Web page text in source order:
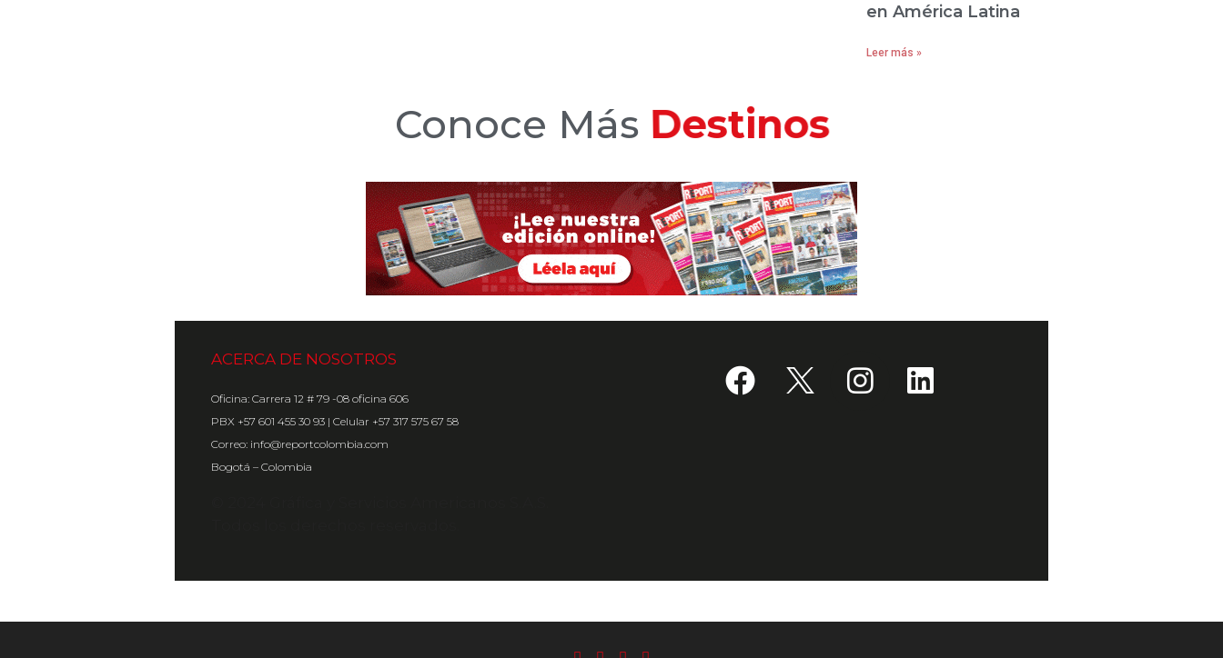
en América Latina
Leer más »
Conoce MásHoteles
ACERCA DE NOSOTROS
Oficina: Carrera 12 # 79 -08 oficina 606
PBX +57 601 455 30 93 | Celular +57 317 575 67 58
Correo: info@reportcolombia.com
Bogotá – Colombia